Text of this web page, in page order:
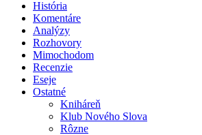
História
Komentáre
Analýzy
Rozhovory
Mimochodom
Recenzie
Eseje
Ostatné
Kniháreň
Klub Nového Slova
Rôzne